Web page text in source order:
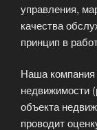
управления,
качества
принцип в
Наша компания
недвижимости
объекта
проводит